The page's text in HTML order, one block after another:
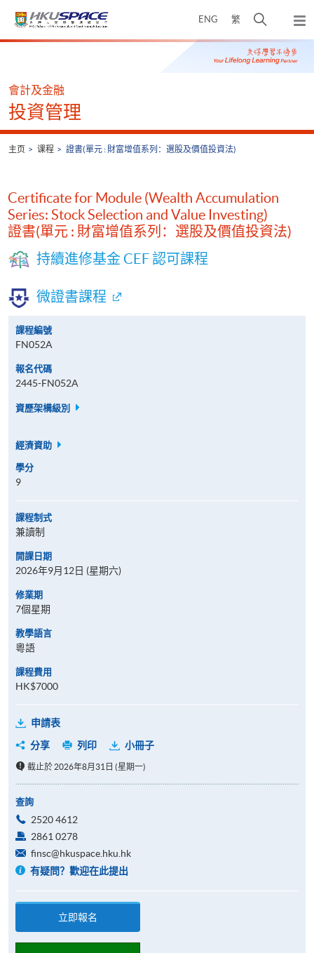
ENG 繁
开
搜
寻
弹
出
主
Main
會計及金融
投資管理
主页 课程 證書(單元 : 財富增值系列：選股及價值投資法)
Certificate for Module (Wealth Accumulation
Series: Stock Selection and Value Investing)
證書(單元 : 財富增值系列：選股及價值投資法)
持續進修基金 CEF 認可課程
微證書課程
課程編號
FN052A
報名代碼
2445-FN052A
資歷架構級別
經濟資助
學分
9
課程制式
兼讀制
開課日期
2026年9月12日 (星期六)
修業期
7個星期
教學語言
粵語
課程費用
HK$7000
申請表
分享
列印 小冊子
截止於 2026年8月31日 (星期一)
查詢
2520 4612
2861 0278
finsc@hkuspace.hku.hk
有疑問？歡迎在此提出
立即報名